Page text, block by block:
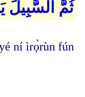
ثُمَّ السَّبِيلَ
ní ìrọ̀rùn fún